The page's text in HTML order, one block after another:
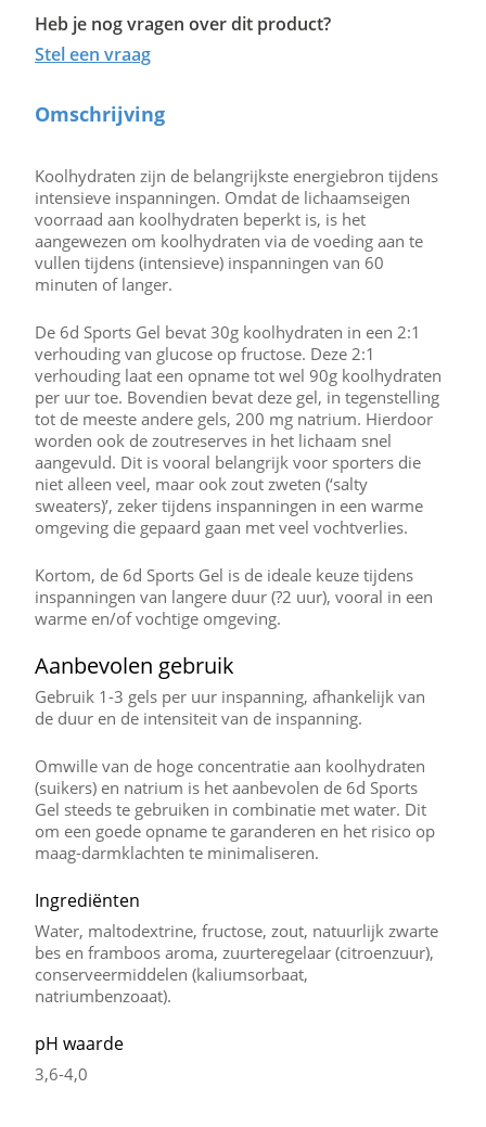
Heb je nog vragen over dit product?
Stel een vraag
Omschrijving
Koolhydraten zijn de belangrijkste energiebron tijdens
intensieve inspanningen. Omdat de lichaamseigen
voorraad aan koolhydraten beperkt is, is het
aangewezen om koolhydraten via de voeding aan te
vullen tijdens (intensieve) inspanningen van 60
minuten of langer.
De 6d Sports Gel bevat 30g koolhydraten in een 2:1
verhouding van glucose op fructose. Deze 2:1
verhouding laat een opname tot wel 90g koolhydraten
per uur toe. Bovendien bevat deze gel, in tegenstelling
tot de meeste andere gels, 200 mg natrium. Hierdoor
worden ook de zoutreserves in het lichaam snel
aangevuld. Dit is vooral belangrijk voor sporters die
niet alleen veel, maar ook zout zweten (‘salty
sweaters)’, zeker tijdens inspanningen in een warme
omgeving die gepaard gaan met veel vochtverlies.
Kortom, de 6d Sports Gel is de ideale keuze tijdens
inspanningen van langere duur (?2 uur), vooral in een
warme en/of vochtige omgeving.
Aanbevolen gebruik
Gebruik 1-3 gels per uur inspanning, afhankelijk van
de duur en de intensiteit van de inspanning.
Omwille van de hoge concentratie aan koolhydraten
(suikers) en natrium is het aanbevolen de 6d Sports
Gel steeds te gebruiken in combinatie met water. Dit
om een goede opname te garanderen en het risico op
maag-darmklachten te minimaliseren.
Ingrediënten
Water, maltodextrine, fructose, zout, natuurlijk zwarte
bes en framboos aroma, zuurteregelaar (citroenzuur),
conserveermiddelen (kaliumsorbaat,
natriumbenzoaat).
pH waarde
3,6-4,0